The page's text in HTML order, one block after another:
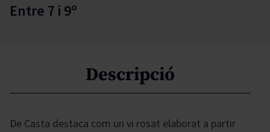
Entre 7 i 9º
Descripció
De Casta destaca com un vi rosat elaborat a partir